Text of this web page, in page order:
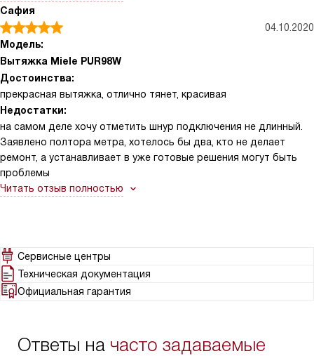
Сафия
04.10.2020
Модель:
Вытяжка Miele PUR98W
Достоинства:
прекрасная вытяжка, отлично тянет, красивая
Недостатки:
на самом деле хочу отметить шнур подключения не длинный.
Заявлено полтора метра, хотелось бы два, кто не делает
ремонт, а устанавливает в уже готовые решения могут быть
проблемы
Читать отзыв полностью
Сервисные центры
Техническая документация
Официальная гарантия
Ответы на часто задаваемые